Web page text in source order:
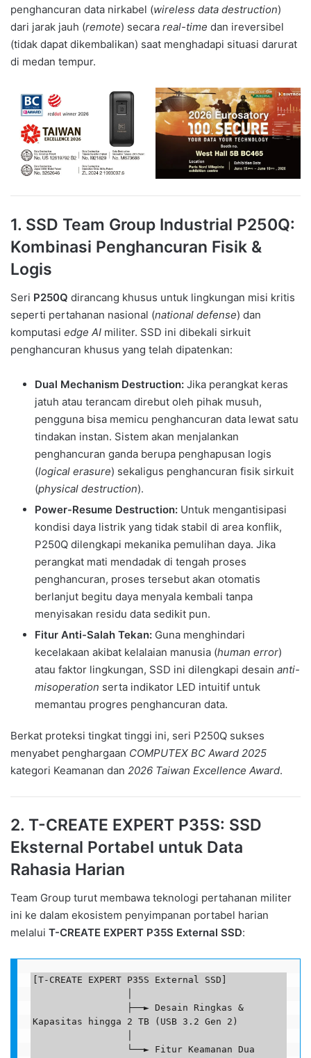
penghancuran data nirkabel (wireless data destruction)
dari jarak jauh (remote) secara real-time dan ireversibel
(tidak dapat dikembalikan) saat menghadapi situasi darurat
di medan tempur.
1. SSD Team Group Industrial P250Q:
Kombinasi Penghancuran Fisik &
Logis
Seri P250Q dirancang khusus untuk lingkungan misi kritis
seperti pertahanan nasional (national defense) dan
komputasi edge AI militer. SSD ini dibekali sirkuit
penghancuran khusus yang telah dipatenkan:
Dual Mechanism Destruction: Jika perangkat keras
jatuh atau terancam direbut oleh pihak musuh,
pengguna bisa memicu penghancuran data lewat satu
tindakan instan. Sistem akan menjalankan
penghancuran ganda berupa penghapusan logis
(logical erasure) sekaligus penghancuran fisik sirkuit
(physical destruction).
Power-Resume Destruction: Untuk mengantisipasi
kondisi daya listrik yang tidak stabil di area konflik,
P250Q dilengkapi mekanika pemulihan daya. Jika
perangkat mati mendadak di tengah proses
penghancuran, proses tersebut akan otomatis
berlanjut begitu daya menyala kembali tanpa
menyisakan residu data sedikit pun.
Fitur Anti-Salah Tekan: Guna menghindari
kecelakaan akibat kelalaian manusia (human error)
atau faktor lingkungan, SSD ini dilengkapi desain anti-
misoperation serta indikator LED intuitif untuk
memantau progres penghancuran data.
Berkat proteksi tingkat tinggi ini, seri P250Q sukses
menyabet penghargaan COMPUTEX BC Award 2025
kategori Keamanan dan 2026 Taiwan Excellence Award.
2. T-CREATE EXPERT P35S: SSD
Eksternal Portabel untuk Data
Rahasia Harian
Team Group turut membawa teknologi pertahanan militer
ini ke dalam ekosistem penyimpanan portabel harian
melalui T-CREATE EXPERT P35S External SSD:
[T-CREATE EXPERT P35S External SSD]
Kapasitas hingga 2 TB (USB 3.2 Gen 2)